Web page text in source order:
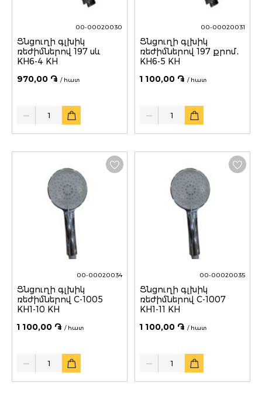
00-00020030
Ցնցուղի գլխիկ
ռեժիմներով 197 սև
KH6-4 KH
970,00 ֏ / հատ
00-00020031
Ցնցուղի գլխիկ
ռեժիմներով 197 քրոմ․
KH6-5 KH
1 100,00 ֏ / հատ
00-00020034
Ցնցուղի գլխիկ
ռեժիմներով C-1005
KH1-10 KH
1 100,00 ֏ / հատ
00-00020035
Ցնցուղի գլխիկ
ռեժիմներով C-1007
KH1-11 KH
1 100,00 ֏ / հատ